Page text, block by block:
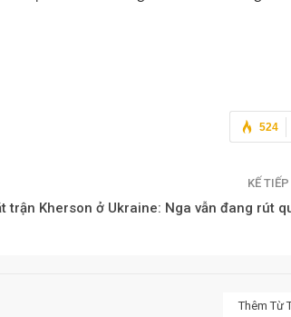
524
KẾ TIẾP
trận Kherson ở Ukraine: Nga vẫn đang rút
Thêm Từ